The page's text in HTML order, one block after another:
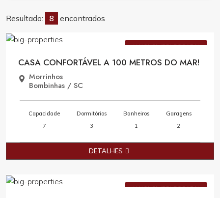
Resultado: 8 encontrados
ALUGUEL (TEMPORADA)
CASA CONFORTÁVEL A 100 METROS DO MAR!
Morrinhos
Bombinhas / SC
Capacidade
7
Dormitórios
3
Banheiros
1
Garagens
2
DETALHES
ALUGUEL (TEMPORADA)